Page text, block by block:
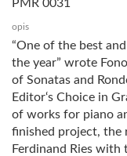
PMR 0031
opis
“One of the best
the year” wrote
of Sonatas and
Editor‘s Choice in
of works for piano
finished project, the
Ferdinand Ries with